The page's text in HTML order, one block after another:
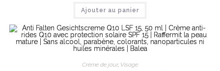
Ajouter au panier
Crème de jour, Visage